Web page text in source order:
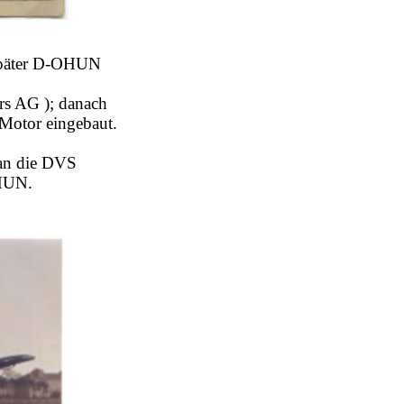
D-OHUN
AG ); danach
eingebaut.
die DVS